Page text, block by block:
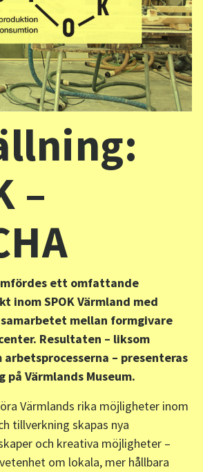
–
ett omfattande
inom SPOK Värmland med
mellan formgivare
Resultaten – liksom
– presenteras
Värmlands Museum.
Värmlands rika möjligheter inom
tillverkning skapas nya
och kreativa möjligheter –
om lokala, mer hållbara